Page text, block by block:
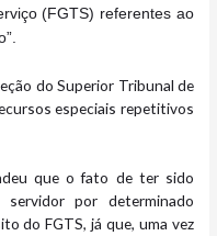
(FGTS) referentes ao
do Superior Tribunal de
especiais repetitivos
que o fato de ter sido
por determinado
do FGTS, já que, uma vez